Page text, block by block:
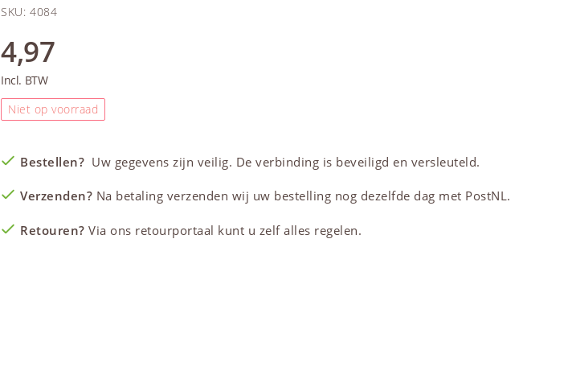
SKU: 4084
4,97
Incl. BTW
Niet op voorraad
Bestellen? Uw gegevens zijn veilig. De verbinding is beveiligd en versleuteld.
Verzenden? Na betaling verzenden wij uw bestelling nog dezelfde dag met PostNL.
Retouren? Via ons retourportaal kunt u zelf alles regelen.